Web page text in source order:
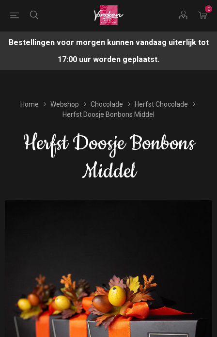
0
Bestellingen voor morgen kunnen vandaag uiterlijk tot
17:00 uur worden geplaatst.
Home Webshop Chocolade
Herfst Chocolade
Herfst Doosje Bonbons Middel
Herfst Doosje Bonbons
Middel